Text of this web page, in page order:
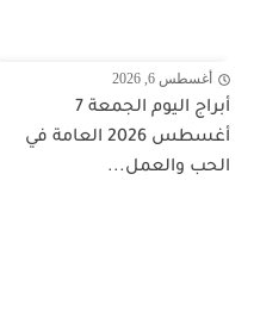
أغسطس 6, 2026
أبراج اليوم الجمعة 7
أغسطس 2026 العامة في
الحب والعمل...